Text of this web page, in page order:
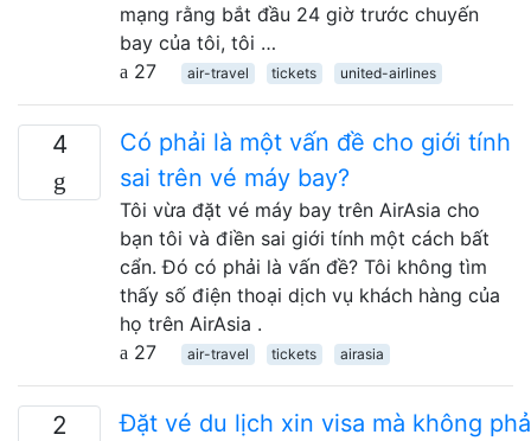
mạng rằng bắt đầu 24 giờ trước chuyến
bay của tôi, tôi …
27
air-travel tickets united-airlines
4
Có phải là một vấn đề cho giới tính
sai trên vé máy bay?
Tôi vừa đặt vé máy bay trên AirAsia cho
bạn tôi và điền sai giới tính một cách bất
cẩn. Đó có phải là vấn đề? Tôi không tìm
thấy số điện thoại dịch vụ khách hàng của
họ trên AirAsia .
27
air-travel tickets airasia
2 Đặt vé du lịch xin visa mà không